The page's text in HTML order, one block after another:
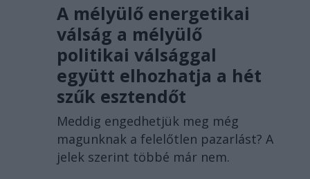
A mélyülő energetikai
válság a mélyülő
politikai válsággal
együtt elhozhatja a hét
szűk esztendőt
Meddig engedhetjük meg még
magunknak a felelőtlen pazarlást? A
jelek szerint többé már nem.